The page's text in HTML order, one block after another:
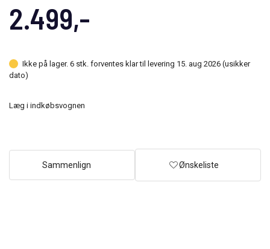
2.499,-
Ikke på lager. 6 stk. forventes klar til levering 15. aug 2026 (usikker
dato)
Læg i indkøbsvognen
Sammenlign Ønskeliste